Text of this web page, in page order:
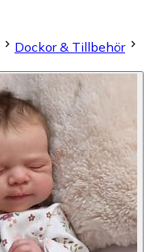
Dockor & Tillbehör